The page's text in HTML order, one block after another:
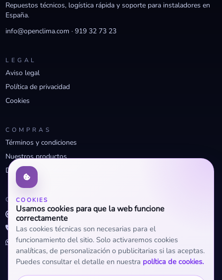
COOKIES
Usamos cookies para que la web funcione
correctamente
Las cookies técnicas son necesarias para el
funcionamiento del sitio. Solo activaremos cookies
analíticas, de personalización o publicitarias si las aceptas.
Puedes consultar el detalle en nuestra política de cookies.
Repuestos técnicos, logística rápida y soporte para instaladores en
España.
info@openclima.com ·919 32 73 23
LEGAL
Aviso legal
Política de privacidad
Cookies
COMPRAS
Términos y condiciones
Nuestros productos
Descuentos profesionales
CONTACTO
info@openclima.com
919 32 73 23
+34 623 56 04 93 (WhatsApp)